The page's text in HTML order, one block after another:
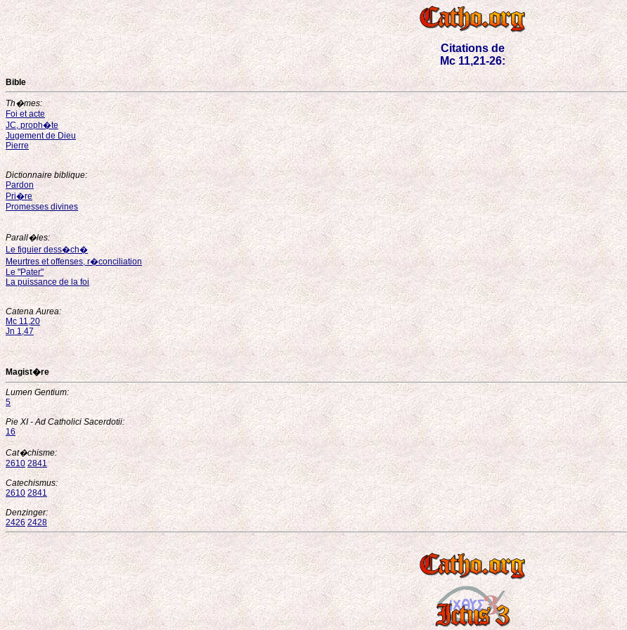
Citations de
Mc 11,21-26:
Bible
Th�mes:
Foi et acte
JC, proph�te
Jugement de Dieu
Pierre
Dictionnaire biblique:
Pardon
Pri�re
Promesses divines
Parall�les:
Le figuier dess�ch�
Meurtres et offenses, r�conciliation
Le "Pater"
La puissance de la foi
Catena Aurea:
Mc 11,20
Jn 1,47
Magist�re
Lumen Gentium:
5
Pie XI - Ad Catholici Sacerdotii:
16
Cat�chisme:
2610 2841
Catechismus:
2610 2841
Denzinger:
2426 2428